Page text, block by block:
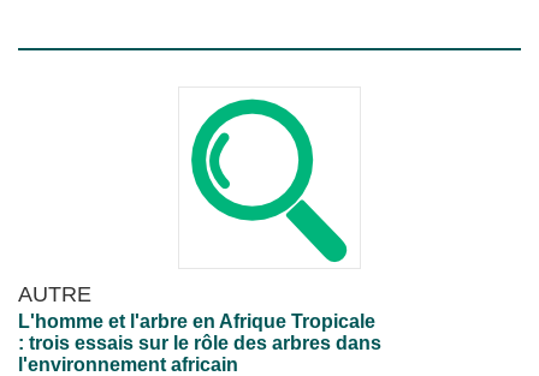
AUTRE
L'homme et l'arbre en Afrique Tropicale
: trois essais sur le rôle des arbres dans
l'environnement africain